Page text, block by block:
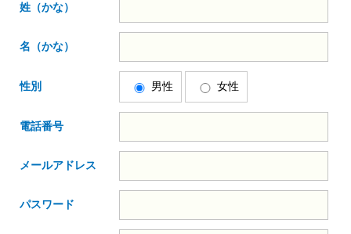
姓（かな）
名（かな）
性別 男性 女性
電話番号
メールアドレス
パスワード